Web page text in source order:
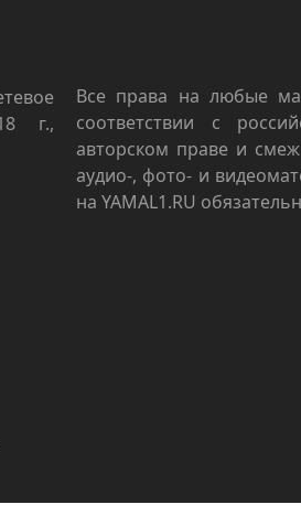
г.,
Все права на любые
соответствии с
авторском праве и
аудио-, фото- и
на YAMAL1.RU